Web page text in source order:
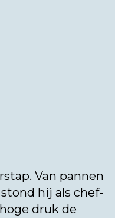
Van pannen
hij als chef-
druk de